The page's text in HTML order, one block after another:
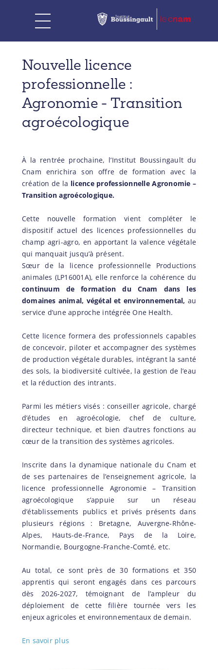
Nouvelle licence
professionnelle :
Agronomie - Transition
agroécologique
À la rentrée prochaine, l’Institut Boussingault du
Cnam enrichira son offre de formation avec la
création de la licence professionnelle Agronomie –
Transition agroécologique.
Cette nouvelle formation vient compléter le
dispositif actuel des licences professionnelles du
champ agri-agro, en apportant la valence végétale
qui manquait jusqu’à présent.
Sœur de la licence professionnelle Productions
animales (LP16001A), elle renforce la cohérence du
continuum de formation du Cnam dans les
domaines animal, végétal et environnemental, au
service d’une approche intégrée One Health.
Cette licence formera des professionnels capables
de concevoir, piloter et accompagner des systèmes
de production végétale durables, intégrant la santé
des sols, la biodiversité cultivée, la gestion de l’eau
et la réduction des intrants.
Parmi les métiers visés : conseiller agricole, chargé
d’études en agroécologie, chef de culture,
directeur technique, et bien d’autres fonctions au
cœur de la transition des systèmes agricoles.
Inscrite dans la dynamique nationale du Cnam et
de ses partenaires de l’enseignement agricole, la
licence professionnelle Agronomie – Transition
agroécologique s’appuie sur un réseau
d’établissements publics et privés présents dans
plusieurs régions : Bretagne, Auvergne-Rhône-
Alpes, Hauts-de-France, Pays de la Loire,
Normandie, Bourgogne-Franche-Comté, etc.
Au total, ce sont près de 30 formations et 350
apprentis qui seront engagés dans ces parcours
dès 2026-2027, témoignant de l’ampleur du
déploiement de cette filière tournée vers les
enjeux agricoles et environnementaux de demain.
En savoir plus